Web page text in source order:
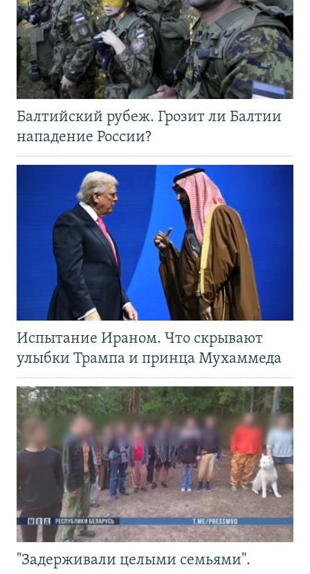
Балтийский рубеж. Грозит ли Балтии
нападение России?
Испытание Ираном. Что скрывают
улыбки Трампа и принца Мухаммеда
"Задерживали целыми семьями".